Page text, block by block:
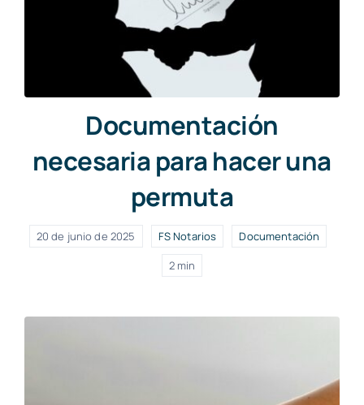
Documentación
necesaria para hacer una
permuta
20 de junio de 2025 FS Notarios
Documentación
2 min